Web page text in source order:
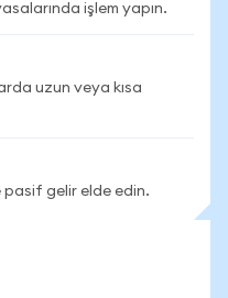
işlem yapın.
uzun veya kısa
gelir elde edin.